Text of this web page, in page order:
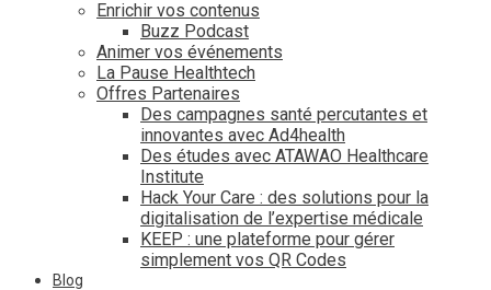
Enrichir vos contenus
Buzz Podcast
Animer vos événements
La Pause Healthtech
Offres Partenaires
Des campagnes santé percutantes et
innovantes avec Ad4health
Des études avec ATAWAO Healthcare
Institute
Hack Your Care : des solutions pour la
digitalisation de l’expertise médicale
KEEP : une plateforme pour gérer
simplement vos QR Codes
Blog